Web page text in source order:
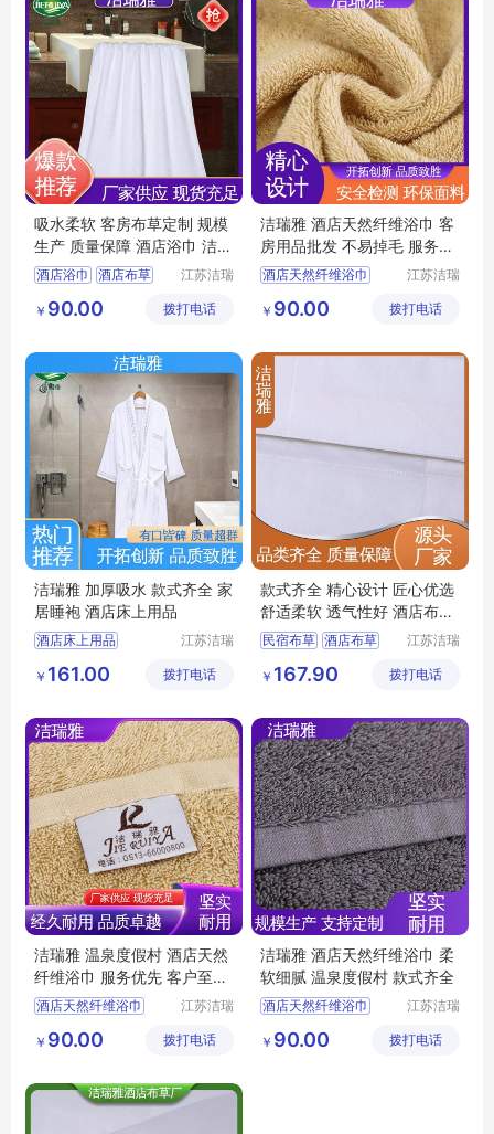
吸水柔软 客房布草定制 规模
生产 质量保障 酒店浴巾 洁瑞
雅
酒店浴巾
酒店布草
宾馆布草
江苏洁瑞
有限公司
￥ 90.00 拨打电话
洁瑞雅 酒店天然纤维浴巾 客
房用品批发 不易掉毛 服务优
先 客户至上
酒店天然纤维浴巾
酒店布草 民宿布草
江苏洁瑞
有限公司
￥ 90.00 拨打电话
洁瑞雅 加厚吸水 款式齐全 家
居睡袍 酒店床上用品
酒店床上用品
酒店睡袍
江苏洁瑞
有限公司
￥ 161.00 拨打电话
款式齐全 精心设计 匠心优选
舒适柔软 透气性好 酒店布草
洁瑞雅
民宿布草 酒店布草
宾馆布草
客房布草
江苏洁瑞
有限公司
￥ 167.90 拨打电话
洁瑞雅 温泉度假村 酒店天然
纤维浴巾 服务优先 客户至上
吸水柔软
酒店天然纤维浴巾
民宿布草 宾馆浴巾
江苏洁瑞
有限公司
￥ 90.00 拨打电话
洁瑞雅 酒店天然纤维浴巾 柔
软细腻 温泉度假村 款式齐全
酒店天然纤维浴巾
客房布草 酒店浴巾
江苏洁瑞
有限公司
￥ 90.00 拨打电话